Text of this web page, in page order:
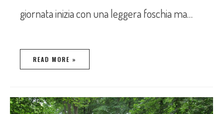
giornata inizia con una leggera foschia ma…
READ MORE »